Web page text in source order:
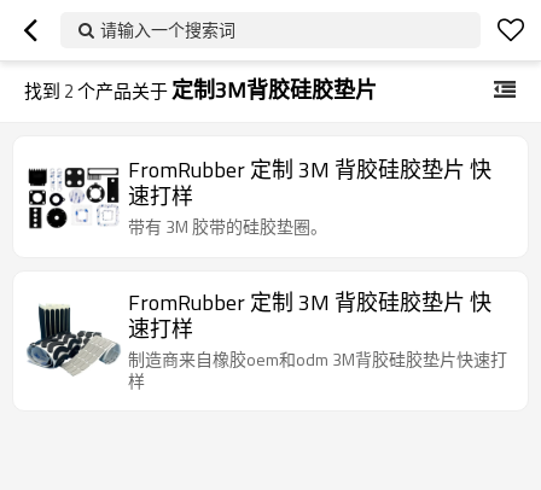
请输入一个搜索词
找到 2个产品关于定制3M背胶硅胶垫片
FromRubber 定制 3M 背胶硅胶垫片 快
速打样
带有 3M 胶带的硅胶垫圈。
FromRubber 定制 3M 背胶硅胶垫片 快
速打样
制造商来自橡胶oem和odm 3M背胶硅胶垫片快速打
样